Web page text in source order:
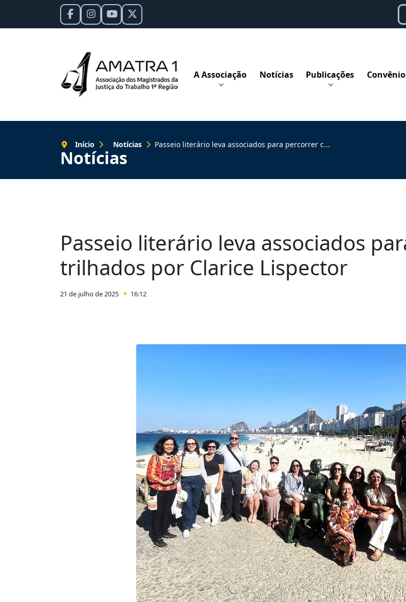
A Associação Notícias Publicações
Notícias
Início Notícias Passeio literário leva associados para percorrer caminhos trilhados por Clarice Lispector
Passeio literário leva associados
trilhados por Clarice Lispector
21 de julho de 2025 16:12